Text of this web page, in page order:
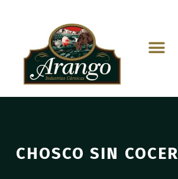
CHOSCO SIN COCER